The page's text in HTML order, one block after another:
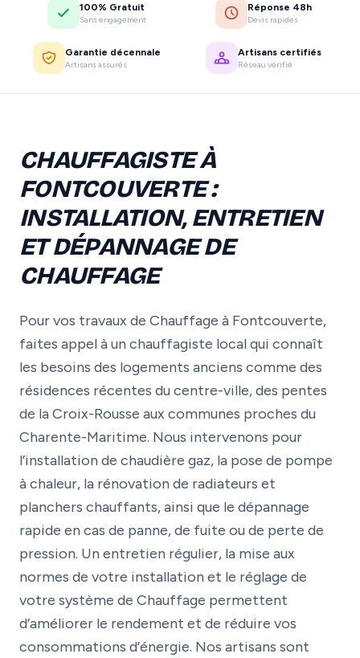
100% Gratuit
Sans engagement
Réponse 48h
Devis rapides
Garantie décennale
Artisans assurés
Artisans certifiés
Réseau vérifié
CHAUFFAGISTE À
FONTCOUVERTE :
INSTALLATION, ENTRETIEN
ET DÉPANNAGE DE
CHAUFFAGE
Pour vos travaux de Chauffage à Fontcouverte,
faites appel à un chauffagiste local qui connaît
les besoins des logements anciens comme des
résidences récentes du centre-ville, des pentes
de la Croix-Rousse aux communes proches du
Charente-Maritime. Nous intervenons pour
l’installation de chaudière gaz, la pose de pompe
à chaleur, la rénovation de radiateurs et
planchers chauffants, ainsi que le dépannage
rapide en cas de panne, de fuite ou de perte de
pression. Un entretien régulier, la mise aux
normes de votre installation et le réglage de
votre système de Chauffage permettent
d’améliorer le rendement et de réduire vos
consommations d’énergie. Nos artisans sont